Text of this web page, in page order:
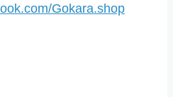
Gokara.shop